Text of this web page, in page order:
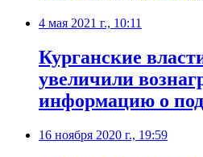
4 мая 2021 г., 10:11
Курганские
увеличили
информацию о
16 ноября 2020 г., 19:59